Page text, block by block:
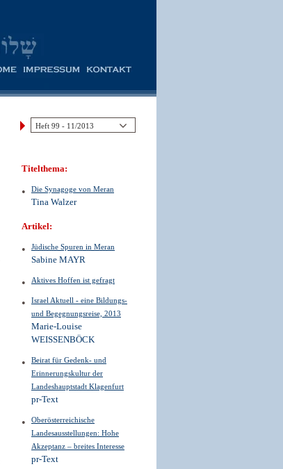
Titelthema:
Die Synagoge von Meran
Tina Walzer
Artikel:
Jüdische Spuren in Meran
Sabine MAYR
Aktives Hoffen ist gefragt
Israel Aktuell - eine Bildungs-
und Begegnungsreise, 2013
Marie-Louise
WEISSENBÖCK
Beirat für Gedenk- und
Erinnerungskultur der
Landeshauptstadt Klagenfurt
pr-Text
Oberösterreichische
Landesausstellungen: Hohe
Akzeptanz – breites Interesse
pr-Text